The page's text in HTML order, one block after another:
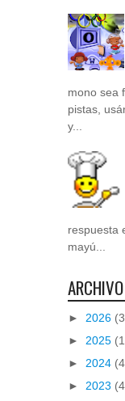
mono sea
pistas,
y...
respuesta
mayú...
► 2026
► 2025
► 2024
► 2023